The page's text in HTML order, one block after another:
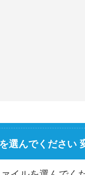
選んでください